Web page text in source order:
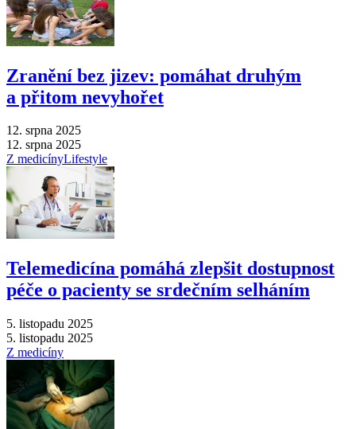
Zranění bez jizev: pomáhat druhým
a přitom nevyhořet
12. srpna 2025
12. srpna 2025
Z medicínyLifestyle
Telemedicína pomáhá zlepšit dostupnost
péče o pacienty se srdečním selháním
5. listopadu 2025
5. listopadu 2025
Z medicíny